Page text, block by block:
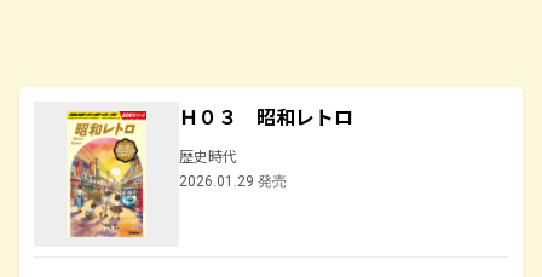
Ｈ０３ 昭和レトロ
歴史時代
2026.01.29 発売